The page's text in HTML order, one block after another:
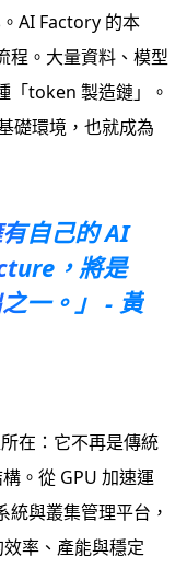
AI Factory 的本
程。大量資料、模型
「token 製造鏈」。
礎環境，也就成為
有自己的 AI
，將是
一。」 - 黃
在：它不再是傳統
。從 GPU 加速運
與叢集管理平台，
率、產能與穩定